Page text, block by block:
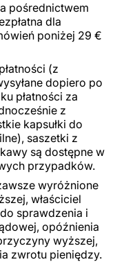
pośrednictwem
dla
poniżej 29 €
(z
dopiero po
płatności za
z
kapsułki do
saszetki z
są dostępne w
przypadków.
wyróżnione
właściciel
sprawdzenia i
opóźnienia
wyższej,
zwrotu pieniędzy.